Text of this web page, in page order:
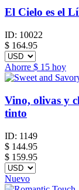
El Cielo es el
ID: 10022
$ 164.95
Ahorre $ 15 hoy
Vino, olivas y
tinto
ID: 1149
$ 144.95
$ 159.95
Nuevo